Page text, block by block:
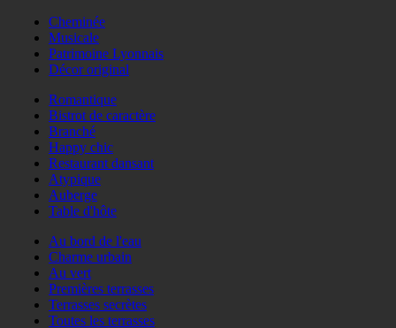
Cheminée
Musicale
Patrimoine Lyonnais
Décor original
Romantique
Bistrot de caractère
Branché
Happy chic
Restaurant dansant
Atypique
Auberge
Table d'hôte
Au bord de l'eau
Charme urbain
Au vert
Premières terrasses
Terrasses secrètes
Toutes les terrasses